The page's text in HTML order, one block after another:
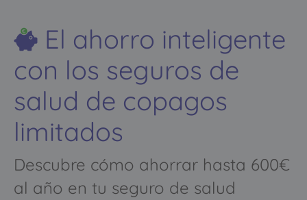
El ahorro inteligente
con los seguros de
salud de copagos
limitados
Descubre cómo ahorrar hasta 600€
al año en tu seguro de salud